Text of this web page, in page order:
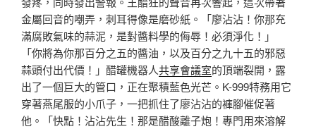
金屬回音的嘲弄，刺耳得像是磨砂紙。「廖沾沾！你那充
滿腐敗氣味的蒜泥，是對醬料學的侮辱！必須淨化！」
「你將為你那百分之五的醬油，以及百分之九十五的邪惡
蒜頭付出代價！」醋罐機器人共享會議室的頂端裂開，露
出了一個巨大的管口，正在聚積藍色光芒。K-999特務用它
穿著燕尾服的小爪子，一把抓住了廖沾沾的褲腳催促著
他。「快點！沾沾先生！那是醋酸離子炮！專門用來溶解